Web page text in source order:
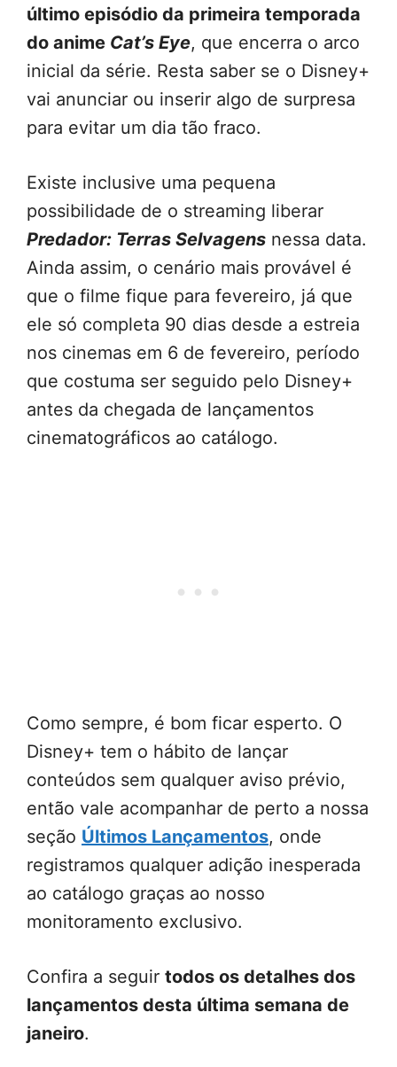
último episódio da primeira temporada
do anime Cat’s Eye, que encerra o arco
inicial da série. Resta saber se o Disney+
vai anunciar ou inserir algo de surpresa
para evitar um dia tão fraco.
Existe inclusive uma pequena
possibilidade de o streaming liberar
Predador: Terras Selvagens nessa data.
Ainda assim, o cenário mais provável é
que o filme fique para fevereiro, já que
ele só completa 90 dias desde a estreia
nos cinemas em 6 de fevereiro, período
que costuma ser seguido pelo Disney+
antes da chegada de lançamentos
cinematográficos ao catálogo.
Como sempre, é bom ficar esperto. O
Disney+ tem o hábito de lançar
conteúdos sem qualquer aviso prévio,
então vale acompanhar de perto a nossa
seção Últimos Lançamentos, onde
registramos qualquer adição inesperada
ao catálogo graças ao nosso
monitoramento exclusivo.
Confira a seguir todos os detalhes dos
lançamentos desta última semana de
janeiro.